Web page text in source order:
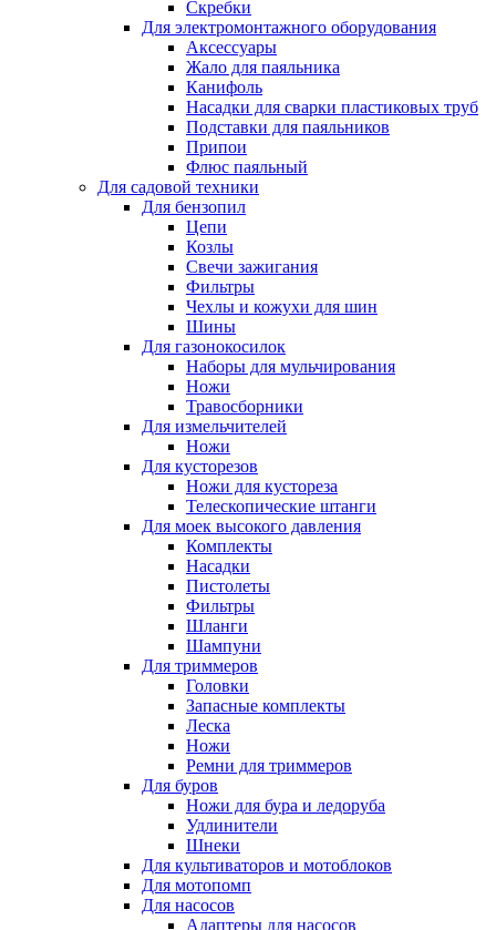
Скребки
Для электромонтажного оборудования
Аксессуары
Жало для паяльника
Канифоль
Насадки для сварки пластиковых труб
Подставки для паяльников
Припои
Флюс паяльный
Для садовой техники
Для бензопил
Цепи
Козлы
Свечи зажигания
Фильтры
Чехлы и кожухи для шин
Шины
Для газонокосилок
Наборы для мульчирования
Ножи
Травосборники
Для измельчителей
Ножи
Для кусторезов
Ножи для кустореза
Телескопические штанги
Для моек высокого давления
Комплекты
Насадки
Пистолеты
Фильтры
Шланги
Шампуни
Для триммеров
Головки
Запасные комплекты
Леска
Ножи
Ремни для триммеров
Для буров
Ножи для бура и ледоруба
Удлинители
Шнеки
Для культиваторов и мотоблоков
Для мотопомп
Для насосов
Адаптеры для насосов